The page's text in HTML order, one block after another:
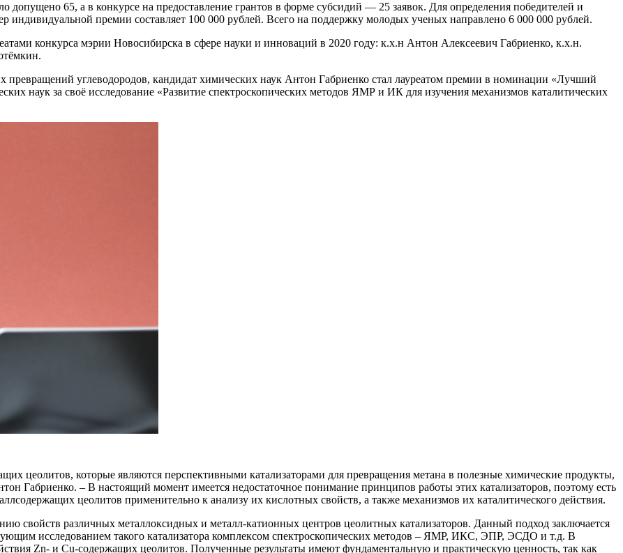
допущено 65, а в конкурсе на предоставление грантов в форме субсидий — 25 заявок. Для определения победителей и
индивидуальной премии составляет 100 000 рублей. Всего на поддержку молодых ученых направлено 6 000 000 рублей.
конкурса мэрии Новосибирска в сфере науки и инноваций в 2020 году: к.х.н Антон Алексеевич Габриенко, к.х.н.
углеводородов, кандидат химических наук Антон Габриенко стал лауреатом премии в номинации «Лучший
наук за своё исследование «Развитие спектроскопических методов ЯМР и ИК для изучения механизмов каталитических
цеолитов, которые являются перспективными катализаторами для превращения метана в полезные химические продукты,
Габриенко. – В настоящий момент имеется недостаточное понимание принципов работы этих катализаторов, поэтому есть
цеолитов применительно к анализу их кислотных свойств, а также механизмов их каталитического действия.
свойств различных металлоксидных и металл-катионных центров цеолитных катализаторов. Данный подход заключается
исследованием такого катализатора комплексом спектроскопических методов – ЯМР, ИКС, ЭПР, ЭСДО и т.д. В
Zn- и Cu-содержащих цеолитов. Полученные результаты имеют фундаментальную и практическую ценность, так как